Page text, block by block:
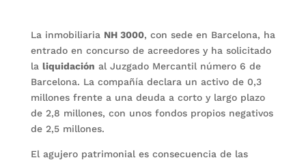
La inmobiliaria NH 3000, con sede en Barcelona, ha
entrado en concurso de acreedores y ha solicitado
la liquidación al Juzgado Mercantil número 6 de
Barcelona. La compañía declara un activo de 0,3
millones frente a una deuda a corto y largo plazo
de 2,8 millones, con unos fondos propios negativos
de 2,5 millones.
El agujero patrimonial es consecuencia de las